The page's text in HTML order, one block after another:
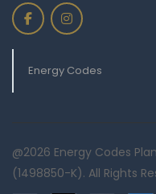
Energy Codes
@2026 Energy Codes
(1498850-K). All Rights